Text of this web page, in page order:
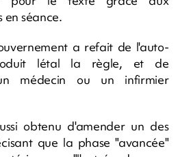
en séance.
a refait de l'auto-
létal la règle, et de
médecin ou un infirmier
obtenu d'amender un des
que la phase "avancée"